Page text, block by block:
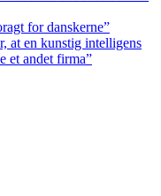
for danskerne”
at en kunstig intelligens
et andet firma”